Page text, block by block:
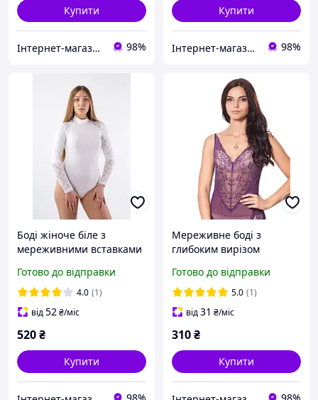
Купити
Інтернет-магазин "Bolimi" 98%
Купити
Інтернет-магазин "Bolimi" 98%
Боді жіноче біле з
мереживними вставками
Готово до відправки
4.0 (1)
від52₴/міс
520₴
Купити
Мереживне боді з
глибоким вирізом
Готово до відправки
5.0 (1)
від31 ₴/міс
310₴
Купити